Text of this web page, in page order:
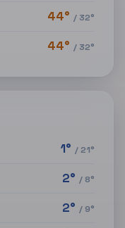
44° / 32°
44° / 32°
1° / 21°
2° / 8°
2° / 9°